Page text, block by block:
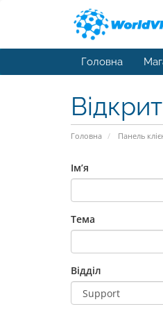
Головна
Головна Панель
Ім’я
Тема
Відділ